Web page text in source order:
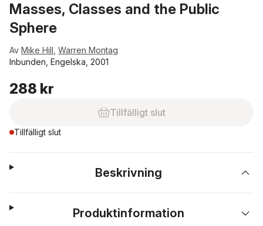
Masses, Classes and the Public
Sphere
Av Mike Hill Warren Montag
Inbunden, Engelska, 2001
288 kr
Tillfälligt slut
Tillfälligt slut
Beskrivning
Produktinformation